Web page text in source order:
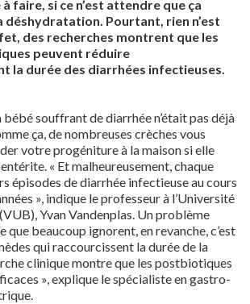
faire, si ce n’est attendre que ça
déshydratation. Pourtant, rien n’est
des recherches montrent que les
peuvent réduire
la durée des diarrhées infectieuses.
souffrant de diarrhée n’était pas déjà
ça, de nombreuses crèches vous
votre progéniture à la maison si elle
« Et malheureusement, chaque
épisodes de diarrhée infectieuse au cours
», indique le professeur à l’Université
Yvan Vandenplas. Un problème
que beaucoup ignorent, en revanche, c’est
qui raccourcissent la durée de la
clinique montre que les postbiotiques
», explique le spécialiste en gastro-